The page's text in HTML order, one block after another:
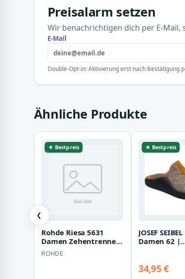
Preisalarm setzen
Wir benachrichtigen dich per E-Mail,
E-Mail
Double-Opt-in: Aktivierung erst nach Bestätigung
Ähnliche Produkte
❮
★ Bestpreis
Rohde Riesa 5631
Damen Zehentrenner
Schuhe schwarz
ROHDE
★ Bestpreis
JOSEF
Damen 62 |
Dame…
34,95 €